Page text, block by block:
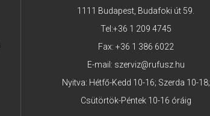
1111 Budapest, Budafoki út 59.
Tel:+36 1 209 4745
Fax: +36 1 386 6022
E-mail: szerviz@rufusz.hu
Nyitva: Hétfő-Kedd 10-16; Szerda 10-18;
Csütörtök-Péntek 10-16 óráig